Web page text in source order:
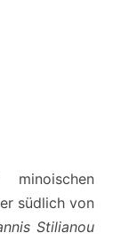
südlich von
Stilianou